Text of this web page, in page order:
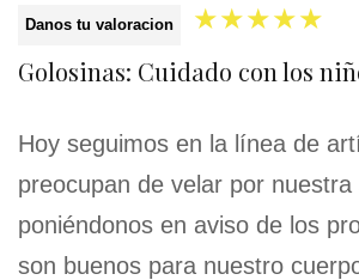
Danos tu valoracion ★★★★★
Golosinas: Cuidado con los
Hoy seguimos en la línea de
preocupan de velar por nuestra
poniéndonos en aviso de los
son buenos para nuestro